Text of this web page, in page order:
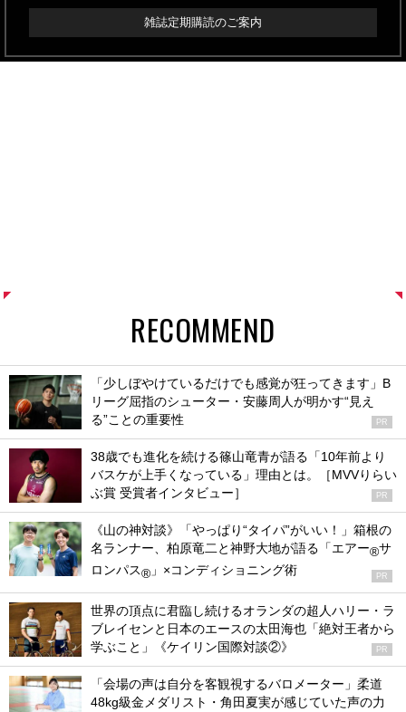
雑誌定期購読のご案内
RECOMMEND
「少しぼやけているだけでも感覚が狂ってきます」B
リーグ屈指のシューター・安藤周人が明かす“見え
る”ことの重要性
PR
38歳でも進化を続ける篠山竜青が語る「10年前より
バスケが上手くなっている」理由とは。［MVVりらい
ぶ賞 受賞者インタビュー］
PR
《山の神対談》「やっぱり“タイパ”がいい！」箱根の
名ランナー、柏原竜二と神野大地が語る「エアー®サ
ロンパス® 」×コンディショニング術 PR
世界の頂点に君臨し続けるオランダの超人ハリー・ラ
ブレイセンと日本のエースの太田海也「絶対王者から
学ぶこと」《ケイリン国際対談②》
PR
「会場の声は自分を客観視するバロメーター」柔道
48kg級金メダリスト・角田夏実が感じていた声の力